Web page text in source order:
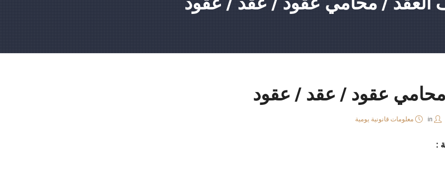
محامي عقود / عقد / عقود
in معلومات قانونية يومية
: